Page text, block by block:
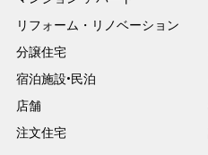
リフォーム・リノベーション
分譲住宅
宿泊施設•民泊
店舗
注文住宅